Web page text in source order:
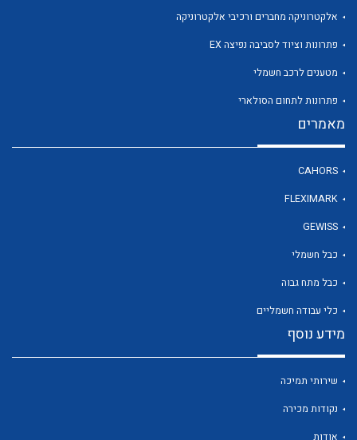
לכל מוצרי היצרן
אלקטרוניקה מחברים ורכיבי אלקטרוניקה
פתרונות וציוד לסביבה נפיצה EX
מטענים לרכב חשמלי
פתרונות לתחום הסולארי
מאמרים
CAHORS
FLEXIMARK
GEWISS
כבל חשמלי
כבל מתח גבוה
כלי עבודה חשמליים
מידע נוסף
שירותי תמיכה
נקודות מכירה
אודות